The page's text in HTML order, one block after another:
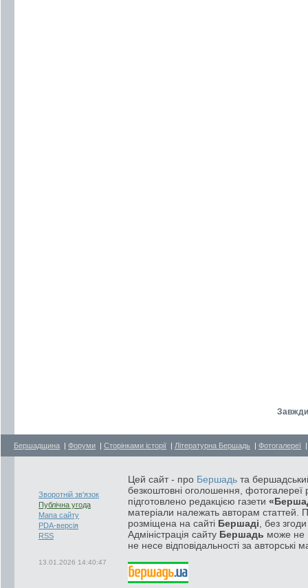
Бершадщина | Форуми | Сторінками історії | Літературна Бершадь | Фотогалереї
Зворотній зв'язок
Публічна угода
Мапа сайту
PDA-версія
RSS
13.01.2026 14:40:47
Цей сайт - про Бершадь та
безкоштовні оголошення, фотогалереї
підготовлено редакцією газети
матеріали належать авторам статтей.
розміщена на сайті Бершаді , без
Адміністрація сайту Бершадь може не
не несе відповідальності за авторські